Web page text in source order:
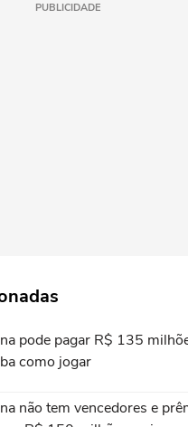
PUBLICIDADE
pode pagar R$ 135
como jogar
não tem vencedores e